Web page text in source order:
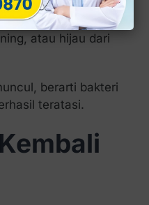
keluarnya cairan
atau hijau dari
berarti bakteri
teratasi.